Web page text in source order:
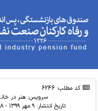
کد مطلب: 6246
سرویس:هنر در
تاریخ انتشار:۹ مهر ۱۳۹۹ - ۰۹:۰۸